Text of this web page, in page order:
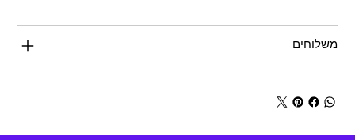
משלוחים